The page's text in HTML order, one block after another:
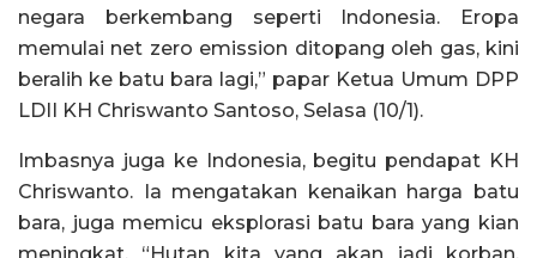
negara berkembang seperti Indonesia. Eropa
memulai net zero emission ditopang oleh gas, kini
beralih ke batu bara lagi,” papar Ketua Umum DPP
LDII KH Chriswanto Santoso, Selasa (10/1).
Imbasnya juga ke Indonesia, begitu pendapat KH
Chriswanto. Ia mengatakan kenaikan harga batu
bara, juga memicu eksplorasi batu bara yang kian